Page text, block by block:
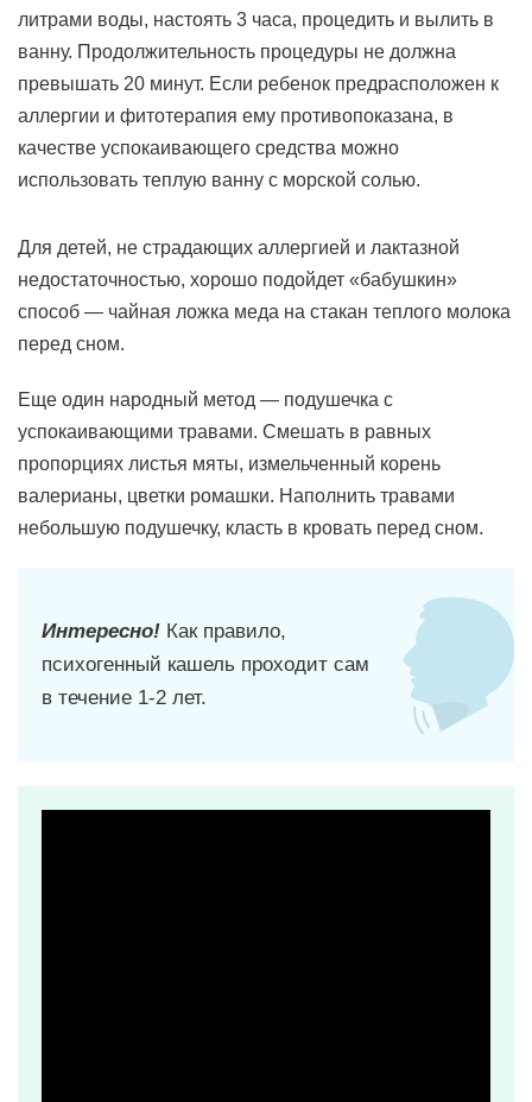
литрами воды, настоять 3 часа, процедить и вылить в
ванну. Продолжительность процедуры не должна
превышать 20 минут. Если ребенок предрасположен к
аллергии и фитотерапия ему противопоказана, в
качестве успокаивающего средства можно
использовать теплую ванну с морской солью.
Для детей, не страдающих аллергией и лактазной
недостаточностью, хорошо подойдет «бабушкин»
способ — чайная ложка меда на стакан теплого молока
перед сном.
Еще один народный метод — подушечка с
успокаивающими травами. Смешать в равных
пропорциях листья мяты, измельченный корень
валерианы, цветки ромашки. Наполнить травами
небольшую подушечку, класть в кровать перед сном.
Интересно! Как правило,
психогенный кашель проходит сам
в течение 1-2 лет.